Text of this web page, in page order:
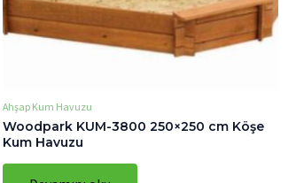
Ahşap Kum Havuzu
Woodpark KUM-3800 250×250 cm Köşe
Kum Havuzu